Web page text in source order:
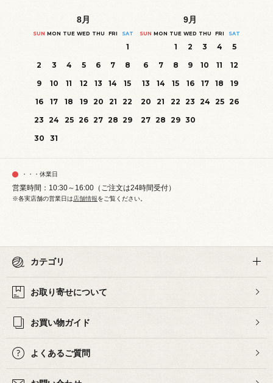
8月
SUN MON TUE WED THU FRI SAT
1
2
3 4 5 6 7
8
9
10 11 12 13 14
15
16
17 18 19 20 21
22
23 24 25 26 27 28 29
30
31
9月
SUN MON TUE WED THU FRI SAT
1 2 3 4
5
6
7 8 9 10 11
12
13
14 15 16 17 18
19
20
21 22 23 24 25 26
27 28 29 30
・・・休業日
営業時間：10:30～16:00（ご注文は24時間受付）
※各実店舗の営業日は店舗情報をご覧ください。
カテゴリ
お取り寄せについて
お買い物ガイド
よくあるご質問